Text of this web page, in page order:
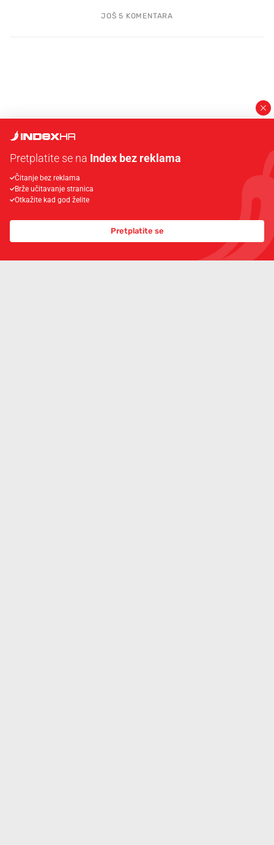
JOŠ 5 KOMENTARA
Mjesecima planiramo novu
kuhinju, a jednu važnu odluku
Što povezuje Lexus i
legendarnog Ponyja?
VEZANO
Pretplatite se na Index bez reklama
Čitanje bez reklama
Brže učitavanje stranica
Otkažite kad god želite
Pretplatite se